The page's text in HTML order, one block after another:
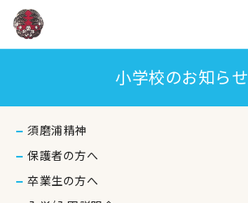
小学校のお知らせ
須磨浦精神
保護者の方へ
卒業生の方へ